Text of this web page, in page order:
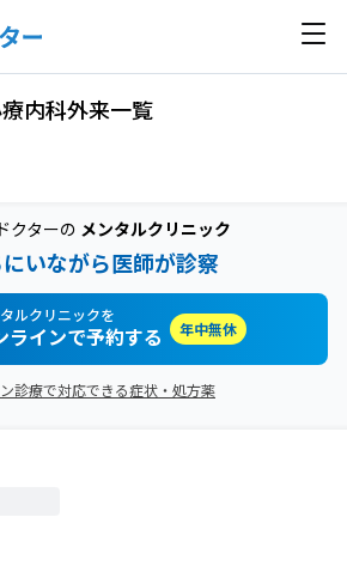
内科外来一覧
クターの メンタルクリニック
いながら医師が診察
ルクリニックを
ラインで予約する 年中無休
診療で対応できる症状・処方薬